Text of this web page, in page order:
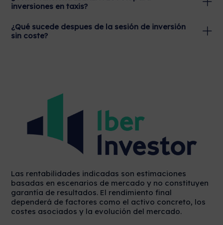
inversiones en taxis?
¿Qué sucede despues de la sesión de inversión
sin coste?
Las rentabilidades indicadas son estimaciones
basadas en escenarios de mercado y no constituyen
garantía de resultados. El rendimiento final
dependerá de factores como el activo concreto, los
costes asociados y la evolución del mercado.